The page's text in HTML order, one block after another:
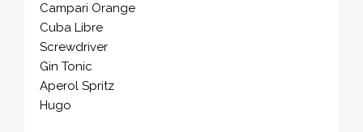
Campari Orange
Cuba Libre
Screwdriver
Gin Tonic
Aperol Spritz
Hugo